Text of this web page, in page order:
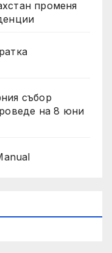
променя
събор
на 8 юни